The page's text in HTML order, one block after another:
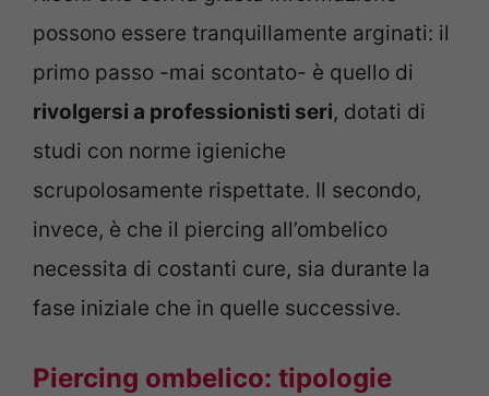
possono essere tranquillamente arginati: il
primo passo -mai scontato- è quello di
rivolgersi a professionisti seri, dotati di
studi con norme igieniche
scrupolosamente rispettate. Il secondo,
invece, è che il piercing all’ombelico
necessita di costanti cure, sia durante la
fase iniziale che in quelle successive.
Piercing ombelico: tipologie